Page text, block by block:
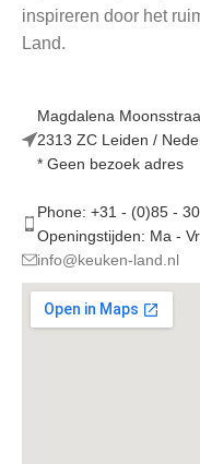
inspireren door het
Land.
Magdalena
2313 ZC Leiden /
* Geen bezoek adres
Phone: +31 - (0)85 -
Openingstijden: Ma -
info@keuken-land.nl